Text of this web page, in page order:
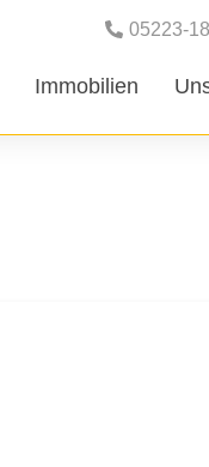
05223-
Immobilien